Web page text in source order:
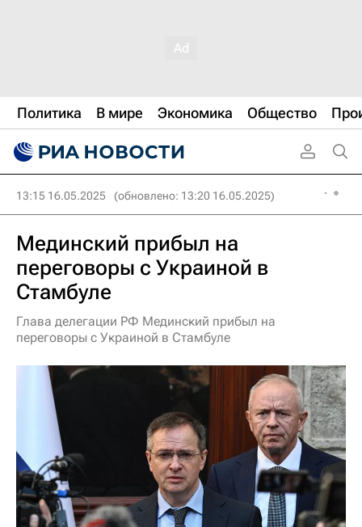
Политика В мире Экономика Общество
13:15 16.05.2025 (обновлено: 13:20 16.05.2025)
Мединский прибыл на
переговоры с Украиной в
Стамбуле
Глава делегации РФ Мединский прибыл на
переговоры с Украиной в Стамбуле